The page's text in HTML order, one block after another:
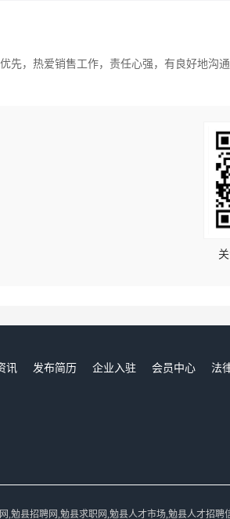
，热爱销售工作，责任心强，有良好地沟通
讯 发布简历 企业入驻 会员中心
法
,勉县招聘网,勉县求职网,勉县人才市场,勉县人才招聘